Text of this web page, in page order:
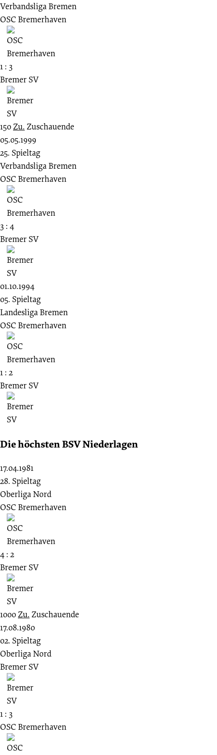
Verbandsliga Bremen
OSC Bremerhaven
1 : 3
Bremer SV
150Zu. Zuschauende
05.05.1999
25. Spieltag
Verbandsliga Bremen
OSC Bremerhaven
3 : 4
Bremer SV
01.10.1994
05. Spieltag
Landesliga Bremen
OSC Bremerhaven
1 : 2
Bremer SV
Die höchsten BSV Niederlagen
17.04.1981
28. Spieltag
Oberliga Nord
OSC Bremerhaven
4 : 2
Bremer SV
1000Zu. Zuschauende
17.08.1980
02. Spieltag
Oberliga Nord
Bremer SV
1 : 3
OSC Bremerhaven